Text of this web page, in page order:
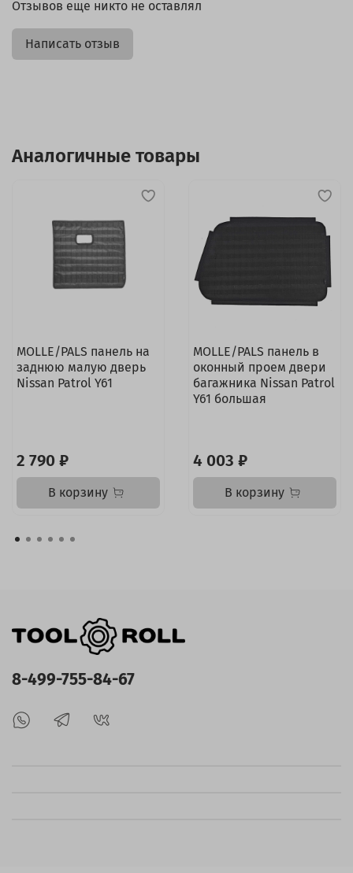
Отзывов еще никто не оставлял
Написать отзыв
Аналогичные товары
MOLLE/PALS панель на
заднюю малую дверь
Nissan Patrol Y61
2 790 ₽
В корзину
MOLLE/PALS панель в
оконный проем двери
багажника Nissan Patrol
Y61 большая
4 003 ₽
В корзину
8-499-755-84-67